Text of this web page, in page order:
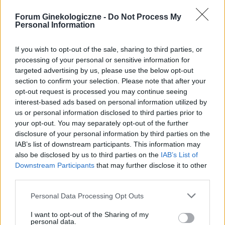
Forum Ginekologiczne - Do Not Process My
Personal Information
If you wish to opt-out of the sale, sharing to third parties, or
processing of your personal or sensitive information for
targeted advertising by us, please use the below opt-out
section to confirm your selection. Please note that after your
opt-out request is processed you may continue seeing
interest-based ads based on personal information utilized by
us or personal information disclosed to third parties prior to
your opt-out. You may separately opt-out of the further
disclosure of your personal information by third parties on the
IAB’s list of downstream participants. This information may
also be disclosed by us to third parties on the IAB’s List of
Downstream Participants that may further disclose it to other
Personal Data Processing Opt Outs
I want to opt-out of the Sharing of my
personal data.
Tabletka dzień po ellaone
tabletkę Ellaone. Pierwszy dzień ostatniej
miesiączki to 25/26 maja. Zwykle mam okres
5dni. Cykl 28 dni. Za 2 dni powinnam dostać
okres. Aplikacja pokazuje że stosunek był w dni
niepłodne. Czy jest spora szansa na ciążę,
bardzo się stresuje
Forum:Ginekologia - specjalista radzi, dla
pacjentki
gość
Pytanie
Wczoraj 28.06) przez pomyłkę usunęłam krążek
antykoncepcyjny po 14 dniach. Prawidłowo
powinnam usunąć go dopiero 05 lipca, a nie
stosunek z mężem. Kupiłam w Turcji
Forum:Ginekologia - specjalista radzi, dla
pacjentki